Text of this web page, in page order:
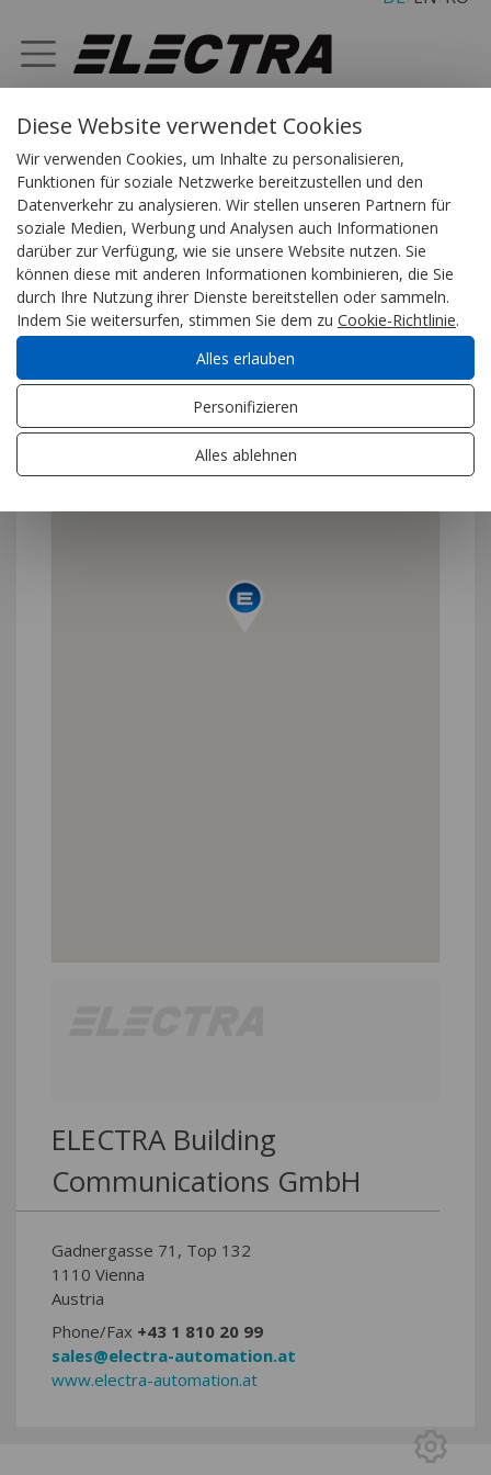
ELECTRA KONTAKT
KONTAKT
ELECTRA Building
Communications GmbH
Gadnergasse 71, Top 132
1110 Vienna
Austria
Phone/Fax +43 1 810 20 99
sales@electra-automation.at
www.electra-automation.at
Diese Website verwendet Cookies. Indem Sie die Navigation
fortsetzen möchten, stimmen Sie der Cookie-Rechtlinie zu.
Rechtlinie zu. Akzeptieren Verweigern
Diese Website verwendet Cookies
Wir verwenden Cookies, um Inhalte zu personalisieren,
Funktionen für soziale Netzwerke bereitzustellen und den
Datenverkehr zu analysieren. Wir stellen unseren Partnern für
soziale Medien, Werbung und Analysen auch Informationen
darüber zur Verfügung, wie sie unsere Website nutzen. Sie
können diese mit anderen Informationen kombinieren, die Sie
durch Ihre Nutzung ihrer Dienste bereitstellen oder sammeln.
Indem Sie weitersurfen, stimmen Sie dem zu Cookie-Richtlinie.
Alles erlauben
Personifizieren
Alles ablehnen